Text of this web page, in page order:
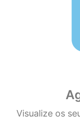
Visualize os